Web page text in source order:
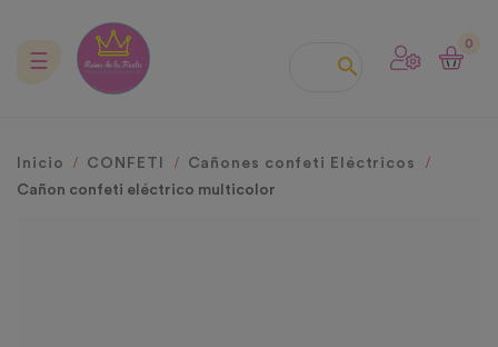

0
Navegación
☰
Inicio CONFETI
Cañones confeti Eléctricos
Cañon confeti eléctrico multicolor